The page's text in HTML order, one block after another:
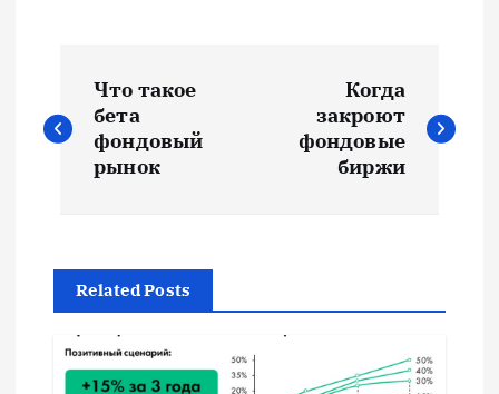
а
г
Что такое
бета
фондовый
рынок
Когда
закроют
фондовые
биржи
Related Posts